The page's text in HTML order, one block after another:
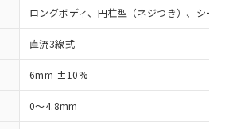
ロングボディ、円柱型（ネジつき）、シー
直流3線式
6mm ±10%
0～4.8mm